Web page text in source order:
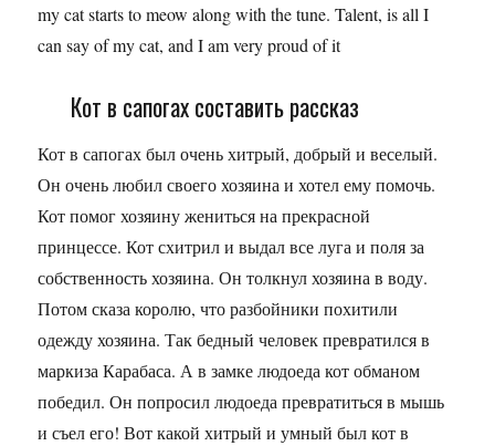
my cat starts to meow along with the tune. Talent, is all I
can say of my cat, and I am very proud of it
Кот в сапогах составить рассказ
Кот в сапогах был очень хитрый, добрый и веселый.
Он очень любил своего хозяина и хотел ему помочь.
Кот помог хозяину жениться на прекрасной
принцессе. Кот схитрил и выдал все луга и поля за
собственность хозяина. Он толкнул хозяина в воду.
Потом сказа королю, что разбойники похитили
одежду хозяина. Так бедный человек превратился в
маркиза Карабаса. А в замке людоеда кот обманом
победил. Он попросил людоеда превратиться в мышь
и съел его! Вот какой хитрый и умный был кот в